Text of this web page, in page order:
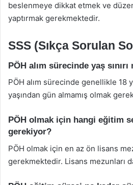
beslenmeye dikkat etmek ve
yaptırmak gerekmektedir.
SSS (Sıkça Sorulan
PÖH alım sürecinde yaş
PÖH alım sürecinde genellikle 18
yaşından gün almamış olmak
PÖH olmak için hangi eğitim
gerekiyor?
PÖH olmak için en az ön lisans
gerekmektedir. Lisans mezunları